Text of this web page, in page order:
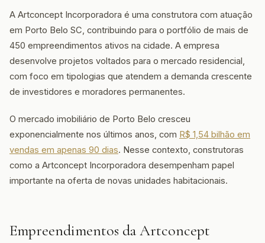
A Artconcept Incorporadora é uma construtora com atuação
em Porto Belo SC, contribuindo para o portfólio de mais de
450 empreendimentos ativos na cidade. A empresa
desenvolve projetos voltados para o mercado residencial,
com foco em tipologias que atendem a demanda crescente
de investidores e moradores permanentes.
O mercado imobiliário de Porto Belo cresceu
exponencialmente nos últimos anos, com R$ 1,54 bilhão em
vendas em apenas 90 dias. Nesse contexto, construtoras
como a Artconcept Incorporadora desempenham papel
importante na oferta de novas unidades habitacionais.
Empreendimentos da Artconcept